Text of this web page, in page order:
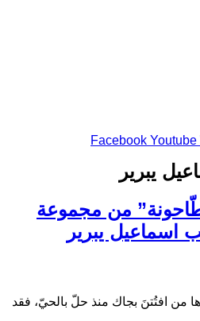
Facebook Youtube
يبرير
من مجموعة
اسماعيل يبرير
من افتُتنَ بجاك منذ حلّ بالحيّ، فقد